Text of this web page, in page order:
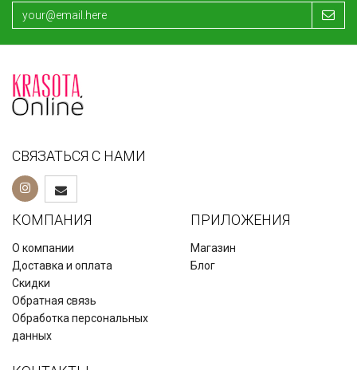
СВЯЗАТЬСЯ С НАМИ
КОМПАНИЯ
О компании
Доставка и оплата
Скидки
Обратная связь
Обработка персональных
данных
ПРИЛОЖЕНИЯ
Магазин
Блог